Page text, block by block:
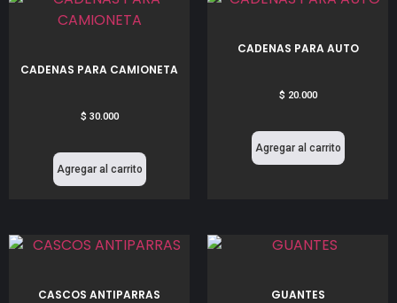
CADENAS PARA CAMIONETA
$ 30.000
Agregar al carrito
CADENAS PARA AUTO
$ 20.000
Agregar al carrito
CASCOS ANTIPARRAS GUANTES